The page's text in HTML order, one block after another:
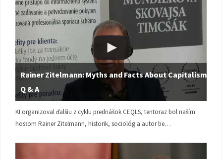
Rainer Zitelmann: Myths and Facts About Capitalism |
Q & A
KI organizoval ďalšiu z cyklu prednášok CEQLS, tentoraz bol naším
hosťom Rainer Zitelmann, historik, sociológ a autor be…